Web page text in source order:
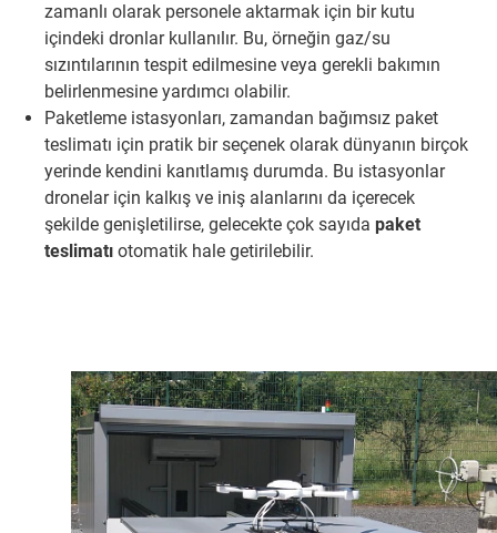
zamanlı olarak personele aktarmak için bir kutu
içindeki dronlar kullanılır. Bu, örneğin gaz/su
sızıntılarının tespit edilmesine veya gerekli bakımın
belirlenmesine yardımcı olabilir.
Paketleme istasyonları, zamandan bağımsız paket
teslimatı için pratik bir seçenek olarak dünyanın birçok
yerinde kendini kanıtlamış durumda. Bu istasyonlar
dronelar için kalkış ve iniş alanlarını da içerecek
şekilde genişletilirse, gelecekte çok sayıda paket
teslimatı otomatik hale getirilebilir.